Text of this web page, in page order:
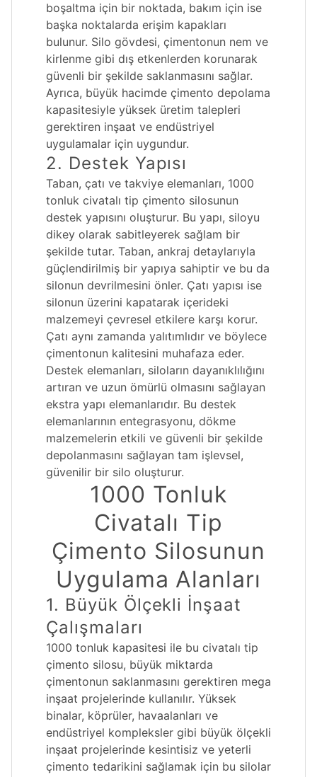
boşaltma için bir noktada, bakım için ise
başka noktalarda erişim kapakları
bulunur. Silo gövdesi, çimentonun nem ve
kirlenme gibi dış etkenlerden korunarak
güvenli bir şekilde saklanmasını sağlar.
Ayrıca, büyük hacimde çimento depolama
kapasitesiyle yüksek üretim talepleri
gerektiren inşaat ve endüstriyel
uygulamalar için uygundur.
2. Destek Yapısı
Taban, çatı ve takviye elemanları, 1000
tonluk civatalı tip çimento silosunun
destek yapısını oluşturur. Bu yapı, siloyu
dikey olarak sabitleyerek sağlam bir
şekilde tutar. Taban, ankraj detaylarıyla
güçlendirilmiş bir yapıya sahiptir ve bu da
silonun devrilmesini önler. Çatı yapısı ise
silonun üzerini kapatarak içerideki
malzemeyi çevresel etkilere karşı korur.
Çatı aynı zamanda yalıtımlıdır ve böylece
çimentonun kalitesini muhafaza eder.
Destek elemanları, siloların dayanıklılığını
artıran ve uzun ömürlü olmasını sağlayan
ekstra yapı elemanlarıdır. Bu destek
elemanlarının entegrasyonu, dökme
malzemelerin etkili ve güvenli bir şekilde
depolanmasını sağlayan tam işlevsel,
güvenilir bir silo oluşturur.
1000 Tonluk
Civatalı Tip
Çimento Silosunun
Uygulama Alanları
1. Büyük Ölçekli İnşaat
Çalışmaları
1000 tonluk kapasitesi ile bu civatalı tip
çimento silosu, büyük miktarda
çimentonun saklanmasını gerektiren mega
inşaat projelerinde kullanılır. Yüksek
binalar, köprüler, havaalanları ve
endüstriyel kompleksler gibi büyük ölçekli
inşaat projelerinde kesintisiz ve yeterli
çimento tedarikini sağlamak için bu silolar